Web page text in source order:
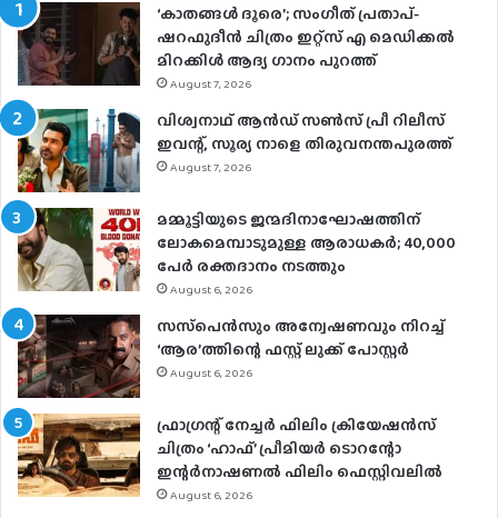
‘കാതങ്ങൾ ദൂരെ’; സംഗീത് പ്രതാപ്-
ഷറഫുദീൻ ചിത്രം ഇറ്റ്സ് എ മെഡിക്കൽ
മിറക്കിൾ ആദ്യ ഗാനം പുറത്ത്
August 7, 2026
വിശ്വനാഥ് ആന്‍ഡ് സണ്‍സ് പ്രീ റിലീസ്
ഇവന്റ്, സൂര്യ നാളെ തിരുവനന്തപുരത്ത്
August 7, 2026
മമ്മൂട്ടിയുടെ ജന്മദിനാഘോഷത്തിന്
ലോകമെമ്പാടുമുള്ള ആരാധകര്‍; 40,000
പേര്‍ രക്തദാനം നടത്തും
August 6, 2026
സസ്‌പെന്‍സും അന്വേഷണവും നിറച്ച്
‘ആര’ത്തിന്റെ ഫസ്റ്റ് ലുക്ക് പോസ്റ്റര്‍
August 6, 2026
ഫ്രാഗ്രന്റ് നേച്ചര്‍ ഫിലിം ക്രിയേഷന്‍സ്
ചിത്രം ‘ഹാഫ്’ പ്രീമിയര്‍ ടൊറന്റോ
ഇന്റര്‍നാഷണല്‍ ഫിലിം ഫെസ്റ്റിവലില്‍
August 6, 2026